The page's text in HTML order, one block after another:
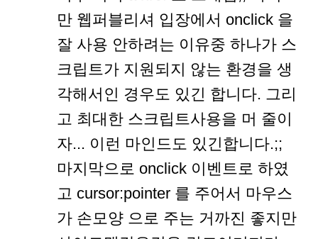
만 웹퍼블리셔 입장에서 onclick 을
잘 사용 안하려는 이유중 하나가 스
크립트가 지원되지 않는 환경을 생
각해서인 경우도 있긴 합니다. 그리
고 최대한 스크립트사용을 머 줄이
자... 이런 마인드도 있긴합니다.;;
마지막으로 onclick 이벤트로 하였
고 cursor:pointer 를 주어서 마우스
가 손모양 으로 주는 거까진 좋지만